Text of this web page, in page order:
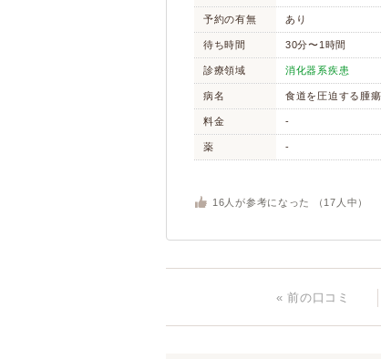
予約の有無 あり
待ち時間 30分〜1時間
診療領域 消化器系疾患
病名 食道を圧迫する腫
料金 -
薬 -
16 人が参考になった （ 17 人中）
« 前の口コミ